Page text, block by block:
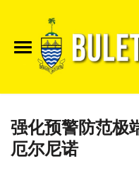
强化预警防范极
厄尔尼诺